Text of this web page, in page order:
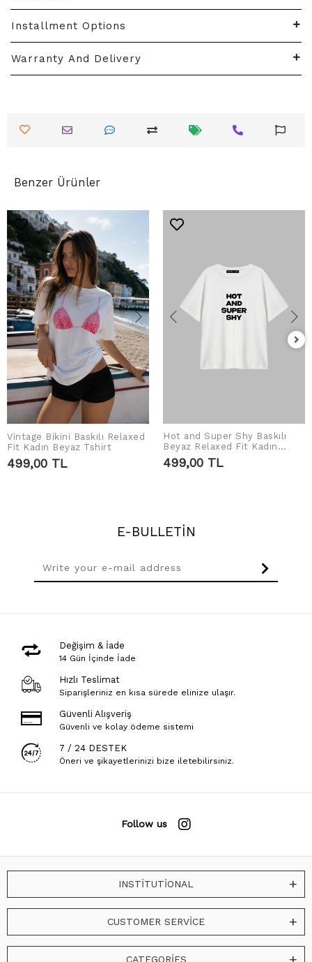
Installment Options
Warranty And Delivery
Benzer Ürünler
ADD TO CART
Vintage Bikini Baskılı Relaxed
Fit Kadın Beyaz Tshirt
499,00 TL
ADD TO CART
Hot and Super Shy Baskılı
Beyaz Relaxed Fit Kadın
Tshirt
499,00 TL
E-BULLETİN
Değişim & İade
14 Gün İçinde İade
Hızlı Teslimat
Siparişleriniz en kısa sürede elinize ulaşır.
Güvenli Alışveriş
Güvenli ve kolay ödeme sistemi
7 / 24 DESTEK
Öneri ve şikayetlerinizi bize iletebilirsiniz.
Follow us
INSTİTUTİONAL
CUSTOMER SERVİCE
CATEGORİES